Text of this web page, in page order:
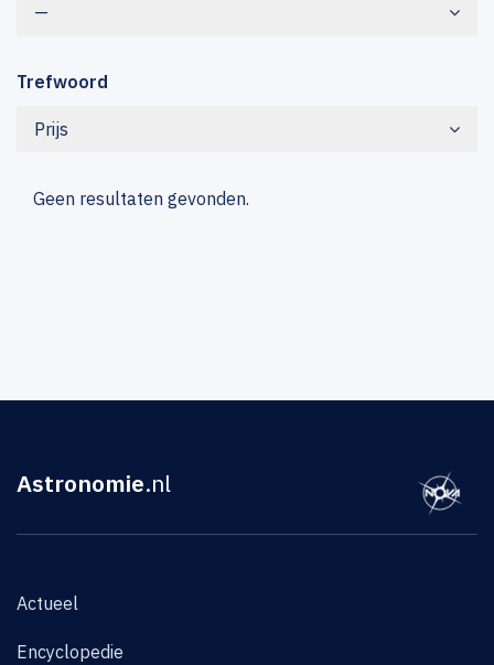
—
Trefwoord
Prijs
Geen resultaten gevonden.
Astronomie.nl
Actueel
Encyclopedie